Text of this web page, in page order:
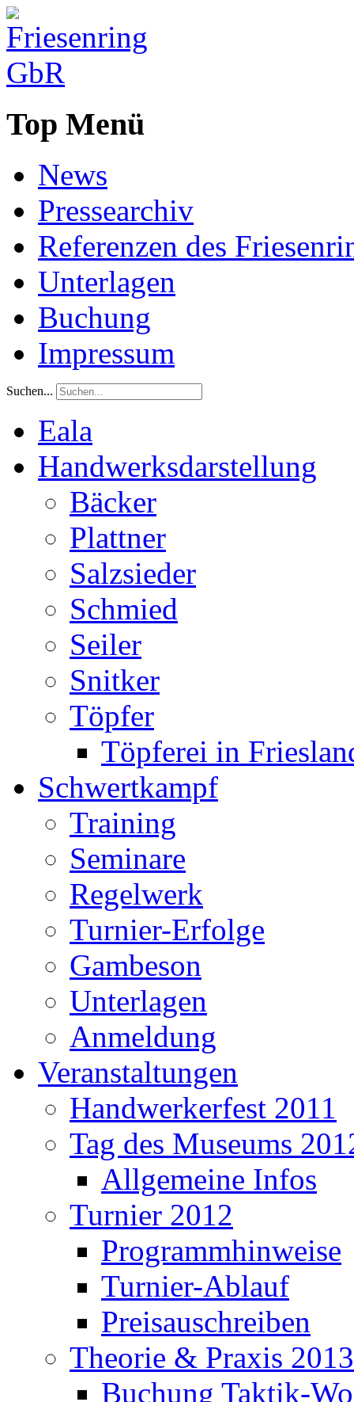
Top Menü
News
Pressearchiv
Referenzen des
Unterlagen
Buchung
Impressum
Suchen...
Eala
Handwerksdarstellung
Bäcker
Plattner
Salzsieder
Schmied
Seiler
Snitker
Töpfer
Töpferei in
Schwertkampf
Training
Seminare
Regelwerk
Turnier-Erfolge
Gambeson
Unterlagen
Anmeldung
Veranstaltungen
Handwerkerfest 2011
Tag des Museums
Allgemeine Infos
Turnier 2012
Programmhinweise
Turnier-Ablauf
Preisauschreiben
Theorie & Praxis 2013
Buchung Taktik-